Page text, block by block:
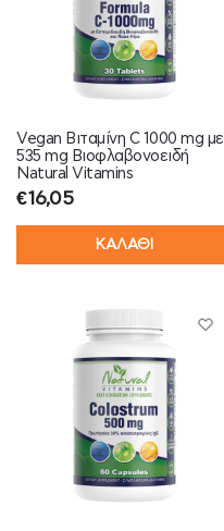
Vegan Βιταμίνη C 1000 mg με
535 mg Bιοφλαβονοειδή
Natural Vitamins
€16,05
ΚΑΛΑΘΙ